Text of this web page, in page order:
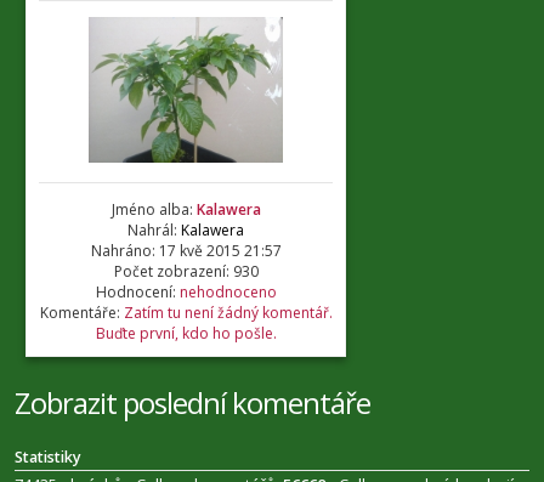
Jméno alba: Kalawera
Nahrál: Kalawera
Nahráno: 17 kvě 2015 21:57
Počet zobrazení: 930
Hodnocení: nehodnoceno
Komentáře: Zatím tu není žádný komentář.
Buďte první, kdo ho pošle.
Zobrazit poslední komentáře
Statistiky